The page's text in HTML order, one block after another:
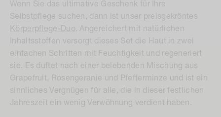
Selbstpflege suchen, dann ist unser preisgekröntes
Körperpflege-Duo . Angereichert mit natürlichen
Inhaltsstoffen versorgt dieses Set die Haut in zwei
einfachen Schritten mit Feuchtigkeit und regeneriert
sie. Es duftet nach einer belebenden Mischung aus
Grapefruit, Rosengeranie und Pfefferminze und ist ein
sinnliches Vergnügen für alle, die in dieser festlichen
Jahreszeit ein wenig Verwöhnung verdient haben.